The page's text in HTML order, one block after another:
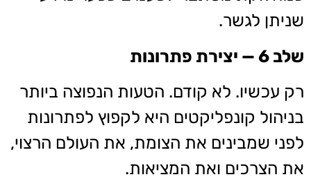
שניתן לגשר.
שלב 6 — יצירת פתרונות
רק עכשיו. לא קודם. הטעות הנפוצה ביותר
בניהול קונפליקטים היא לקפוץ לפתרונות
לפני שמבינים את הצומת, את העולם הרצוי,
את הצרכים ואת המציאות.